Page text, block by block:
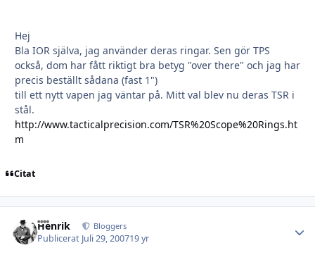
Hej
Bla IOR själva, jag använder deras ringar. Sen gör TPS
också, dom har fått riktigt bra betyg "over there" och jag har
precis beställt sådana (fast 1")
till ett nytt vapen jag väntar på. Mitt val blev nu deras TSR i
stål.
http://www.tacticalprecision.com/TSR%20Scope%20Rings.ht
m
Citat
Henrik Bloggers
Publicerat Juli 29, 200719 yr